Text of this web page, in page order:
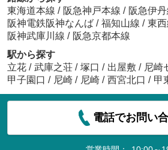
東海道本線 / 阪急神戸本線 / 阪急伊
阪神電鉄阪神なんば / 福知山線 / 東
阪神武庫川線 / 阪急京都本線
駅から探す
立花 / 武庫之荘 / 塚口 / 出屋敷 / 尼崎
甲子園口 / 尼崎 / 尼崎 / 西宮北口 / 甲
電話でお問い